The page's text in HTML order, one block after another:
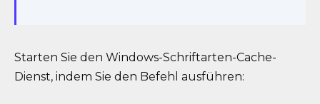
Starten Sie den Windows-Schriftarten-Cache-
Dienst, indem Sie den Befehl ausführen: